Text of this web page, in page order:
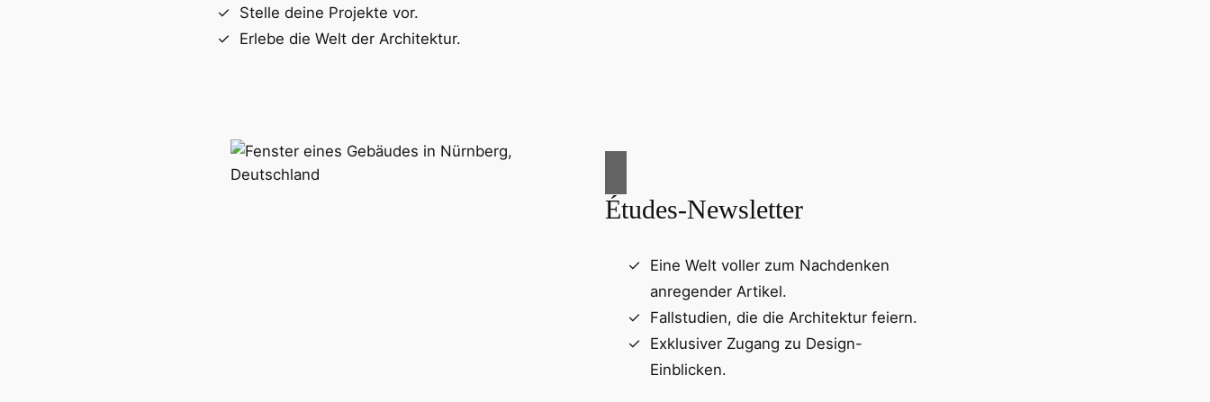
Stelle deine Projekte vor.
Erlebe die Welt der Architektur.
Études-Newsletter
Eine Welt voller zum Nachdenken
anregender Artikel.
Fallstudien, die die Architektur feiern.
Exklusiver Zugang zu Design-
Einblicken.